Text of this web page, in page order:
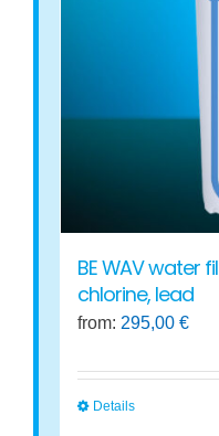
on
BE WAV water
chlorine, lead
from: 295,00€
Details